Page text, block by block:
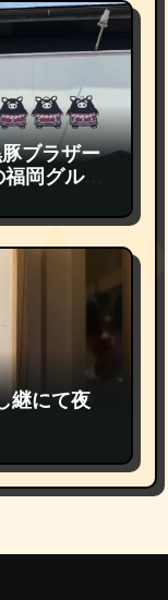
ブラザー
岡グルメ
継にて夜